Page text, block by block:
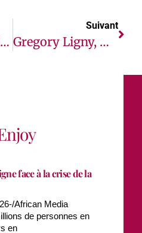
Covid-19 En Afrique : Hausse Inquiétante Des Cas Qui Se Rapproche Du Pic De La Première Vague
Suivant
Gregory Ligny, Nommé Vice-Président Afrique Par Thales
face à la crise de la
African Media
de personnes en
en